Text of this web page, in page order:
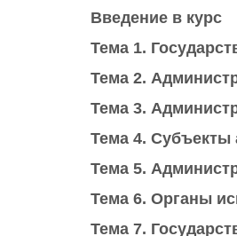
Введение в курс
Тема 1.
Тема 2.
Тема 3.
Тема 4. Субъекты
Тема 5.
Тема 6. Органы
Тема 7.